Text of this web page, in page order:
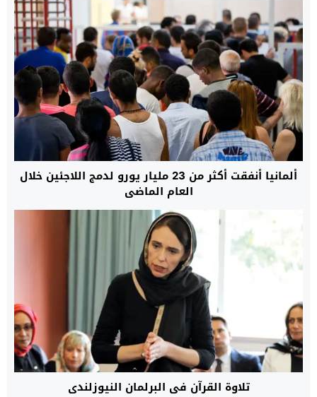
ألمانيا أنفقت أكثر من 23 مليار يورو لدمج اللاجئين خلال
العام الماضي
تلاوة القرآن في البرلمان النيوزلندي